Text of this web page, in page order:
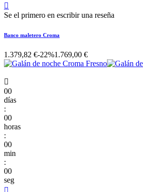

Se el primero en escribir una reseña
Banco maletero Croma
1.379,82 €-22%1.769,00 €

00
días
:
00
horas
:
00
min
:
00
seg
